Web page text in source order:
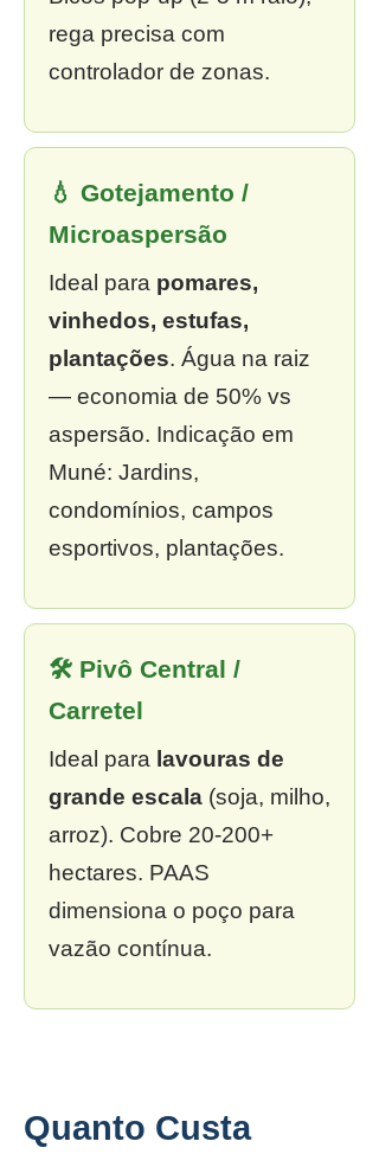
rega precisa com
controlador de zonas.
💧 Gotejamento /
Microaspersão
Ideal para pomares,
vinhedos, estufas,
plantações. Água na raiz
— economia de 50% vs
aspersão. Indicação em
Muné: Jardins,
condomínios, campos
esportivos, plantações.
🛠 Pivô Central /
Carretel
Ideal para lavouras de
grande escala (soja, milho,
arroz). Cobre 20-200+
hectares. PAAS
dimensiona o poço para
vazão contínua.
Quanto Custa